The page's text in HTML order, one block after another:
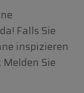
Falls Sie
inspizieren
Sie